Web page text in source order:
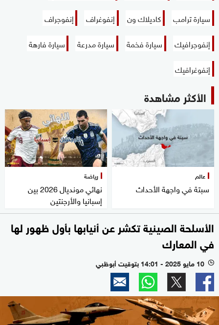
سيارة ترامب
كاديلاك ون إنفوغراف
إنفوجراف
إنفوجرافيك
سيارة فخمة سيارة مدرعة
سيارة فارهة
إنفوغرافيك
الأكثر مشاهدة
عالم
سبتة في واجهة الأحداث
رياضة
نهائي مونديال 2026 بين
إسبانيا والأرجنتين
الأسلحة الصينية تكشر عن أنيابها بأول ظهور لها
في المعارك
l 10 مايو 2025 - 14:01 بتوقيت أبوظبي